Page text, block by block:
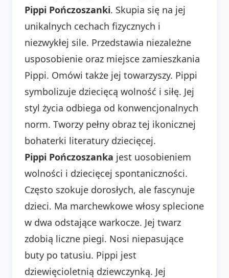
Pippi Pończoszanki. Skupia się na jej
unikalnych cechach fizycznych i
niezwykłej sile. Przedstawia niezależne
usposobienie oraz miejsce zamieszkania
Pippi. Omówi także jej towarzyszy. Pippi
symbolizuje dziecięcą wolność i siłę. Jej
styl życia odbiega od konwencjonalnych
norm. Tworzy pełny obraz tej ikonicznej
bohaterki literatury dziecięcej.
Pippi Pończoszanka jest uosobieniem
wolności i dziecięcej spontaniczności.
Często szokuje dorosłych, ale fascynuje
dzieci. Ma marchewkowe włosy splecione
w dwa odstające warkocze. Jej twarz
zdobią liczne piegi. Nosi niepasujące
buty po tatusiu. Pippi jest
dziewięcioletnią dziewczynką. Jej